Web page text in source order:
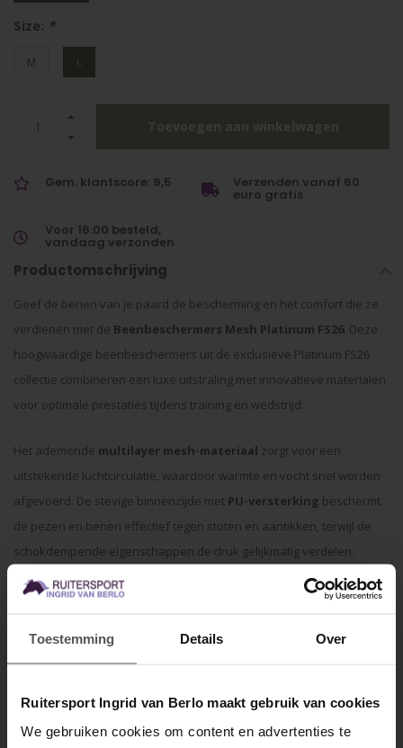
Toestemming Details Over
Ruitersport Ingrid van Berlo maakt gebruik van cookies
We gebruiken cookies om content en advertenties te
Size: *
M L
Gem. klantscore: 9,5 Verzenden vanaf 60
euro gratis
Voor 16:00 besteld,
vandaag verzonden
Productomschrijving
Geef de benen van je paard de bescherming en het comfort die ze
verdienen met de Beenbeschermers Mesh Platinum FS26. Deze
hoogwaardige beenbeschermers uit de exclusieve Platinum FS26
collectie combineren een luxe uitstraling met innovatieve materialen
voor optimale prestaties tijdens training en wedstrijd.
Het ademende multilayer mesh-materiaal zorgt voor een
uitstekende luchtcirculatie, waardoor warmte en vocht snel worden
afgevoerd. De stevige binnenzijde met PU-versterking beschermt
de pezen en benen effectief tegen stoten en aantikken, terwijl de
schokdempende eigenschappen de druk gelijkmatig verdelen.
Dankzij de ergonomische pasvorm en de stevige elastische
klittenbandsluitingen blijven de beschermers perfect op hun plaats,
Kenmerken
Onderdeel van de exclusieve Platinum FS26 collectie
Ademend multilayer mesh-materiaal